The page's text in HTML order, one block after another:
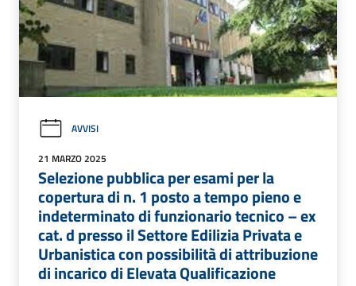
AVVISI
21 MARZO 2025
Selezione pubblica per esami per la
copertura di n. 1 posto a tempo pieno e
indeterminato di funzionario tecnico – ex
cat. d presso il Settore Edilizia Privata e
Urbanistica con possibilità di attribuzione
di incarico di Elevata Qualificazione